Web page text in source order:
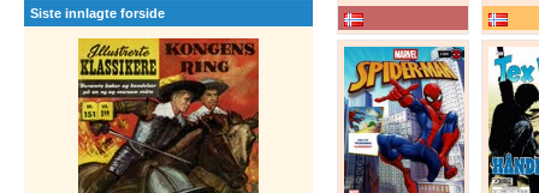
Siste innlagte forside